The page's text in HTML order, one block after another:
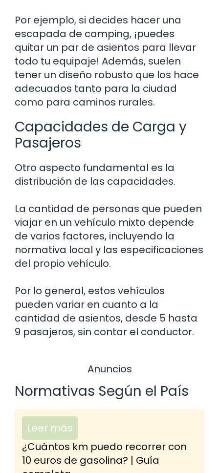
Por ejemplo, si decides hacer una
escapada de camping, ¡puedes
quitar un par de asientos para llevar
todo tu equipaje! Además, suelen
tener un diseño robusto que los hace
adecuados tanto para la ciudad
como para caminos rurales.
Capacidades de Carga y
Pasajeros
Otro aspecto fundamental es la
distribución de las capacidades.
La cantidad de personas que pueden
viajar en un vehículo mixto depende
de varios factores, incluyendo la
normativa local y las especificaciones
del propio vehículo.
Por lo general, estos vehículos
pueden variar en cuanto a la
cantidad de asientos, desde 5 hasta
9 pasajeros, sin contar el conductor.
Anuncios
Normativas Según el País
Leer más
¿Cuántos km puedo recorrer con
10 euros de gasolina? | Guía